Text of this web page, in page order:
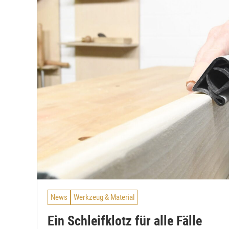
News Werkzeug & Material
Ein Schleifklotz für alle Fälle